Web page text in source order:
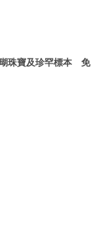
珠寶及珍罕標本 免